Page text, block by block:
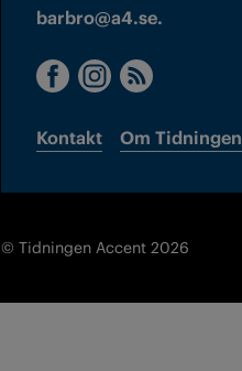
barbro@a4.se.
Kontakt Om Tidningen
© Tidningen Accent 2026